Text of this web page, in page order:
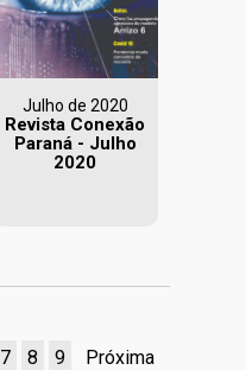
Julho de 2020
Revista Conexão
Paraná - Julho
2020
7 8 9 Próxima